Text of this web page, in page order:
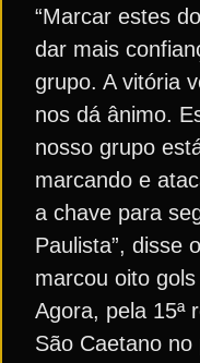
“Marcar estes
dar mais
grupo. A vitória
nos dá ânimo.
nosso grupo
marcando e
a chave para
Paulista”, disse
marcou oito
Agora, pela 15ª
São Caetano